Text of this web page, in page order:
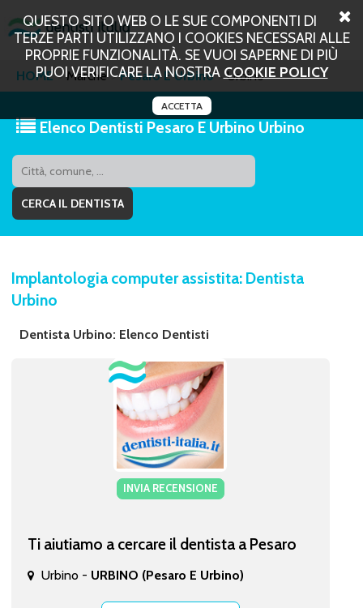
QUESTO SITO WEB O LE SUE COMPONENTI DI
TERZE PARTI UTILIZZANO I COOKIES NECESSARI ALLE
PROPRIE FUNZIONALITÀ. SE VUOI SAPERNE DI PIÙ
PUOI VERIFICARE LA NOSTRA COOKIE POLICY
ACCETTA
HOME Marche Pesaro E Urbino Urbino
Elenco Dentisti Pesaro E Urbino Urbino
Implantologia computer assistita: Dentista
Urbino
Dentista Urbino: Elenco Dentisti
INVIA RECENSIONE
Ti aiutiamo a cercare il dentista a Pesaro
Urbino - URBINO (Pesaro E Urbino)